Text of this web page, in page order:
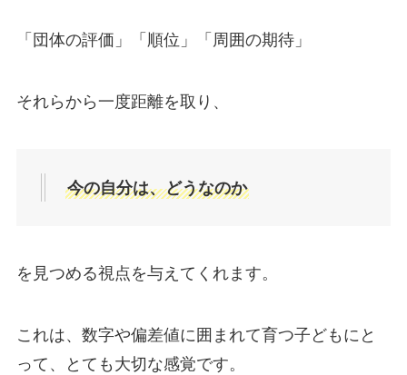
「団体の評価」「順位」「周囲の期待」
それらから一度距離を取り、
今の自分は、どうなのか
を見つめる視点を与えてくれます。
これは、数字や偏差値に囲まれて育つ子どもにと
って、とても大切な感覚です。